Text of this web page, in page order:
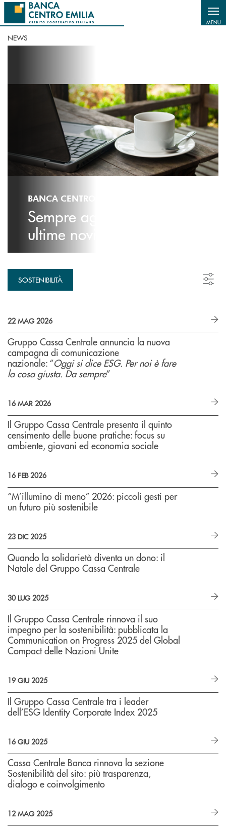
Salta al contenuto principale
MENU
NEWS
BANCA CENTRO EMILIA - NEWS
Sempre aggiornato sulle
ultime novità
SOSTENIBILITÀ
22 MAG 2026
Gruppo Cassa Centrale annuncia la nuova
campagna di comunicazione
nazionale: “Oggi si dice ESG. Per noi è fare
la cosa giusta. Da sempre”
16 MAR 2026
Il Gruppo Cassa Centrale presenta il quinto
censimento delle buone pratiche: focus su
ambiente, giovani ed economia sociale
16 FEB 2026
“M’illumino di meno” 2026: piccoli gesti per
un futuro più sostenibile
23 DIC 2025
Quando la solidarietà diventa un dono: il
Natale del Gruppo Cassa Centrale
30 LUG 2025
Il Gruppo Cassa Centrale rinnova il suo
impegno per la sostenibilità: pubblicata la
Communication on Progress 2025 del Global
Compact delle Nazioni Unite
19 GIU 2025
Il Gruppo Cassa Centrale tra i leader
dell’ESG Identity Corporate Index 2025
16 GIU 2025
Cassa Centrale Banca rinnova la sezione
Sostenibilità del sito: più trasparenza,
dialogo e coinvolgimento
12 MAG 2025